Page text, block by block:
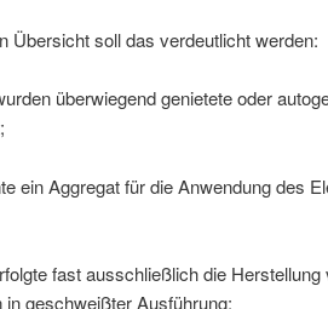
Übersicht soll das verdeutlicht werden:
überwiegend genietete oder
ein Aggregat für die Anwendung des
fast ausschließlich die
in geschweißter Ausführung;